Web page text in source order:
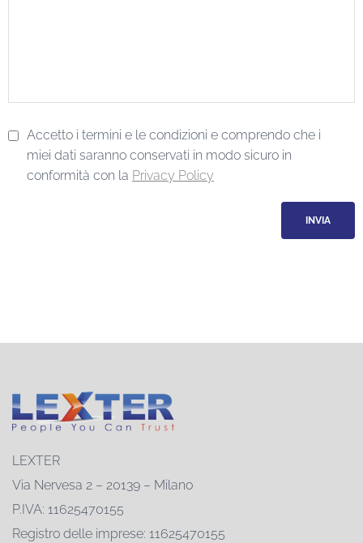
Accetto i termini e le condizioni e comprendo che i
miei dati saranno conservati in modo sicuro in
conformità con la Privacy Policy
LEXTER
Via Nervesa 2 – 20139 – Milano
P.IVA: 11625470155
Registro delle imprese: 11625470155